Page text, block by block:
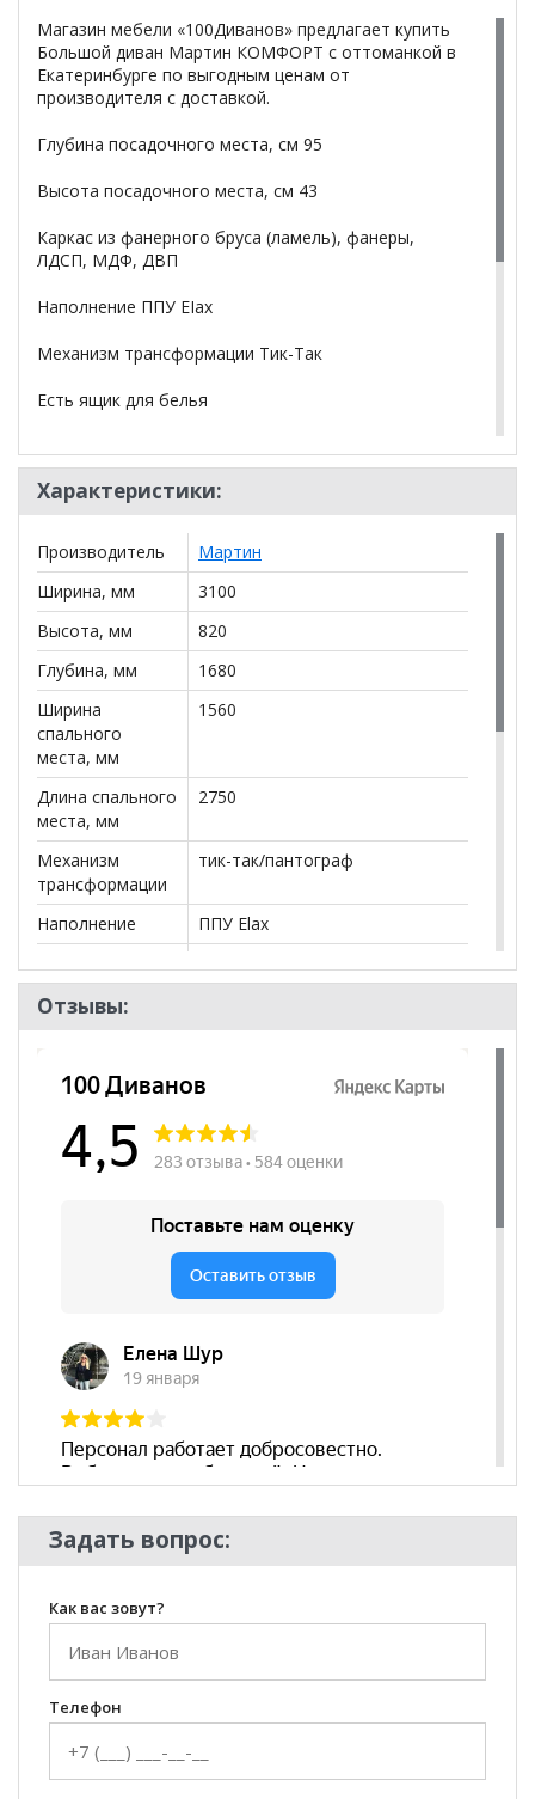
Магазин мебели «100Диванов» предлагает купить
Большой диван Мартин КОМФОРТ c оттоманкой в
Екатеринбурге по выгодным ценам от
производителя с доставкой.
Глубина посадочного места, см 95
Высота посадочного места, см 43
Каркас из фанерного бруса (ламель), фанеры,
ЛДСП, МДФ, ДВП
Наполнение ППУ EIax
Механизм трансформации Тик-Так
Есть ящик для белья
*Дополнительную информацию о том, как купить
Большой диван Мартин КОМФОРТ c оттоманкой
уточняйте у нашего менеджера по телефону
+79292022735
**Цены на официальном сайте
действительны только для интернет-магазинаи
могут отличаться от цен в розничных магазинах-
салонах сети!
Характеристики:
Производитель
Мартин
Ширина, мм
3100
Высота, мм
820
Глубина, мм
1680
Ширина
спального
места, мм
1560
Длина спального
места, мм
2750
Механизм
трансформации
тик-так/пантограф
Наполнение
ППУ Elax
мест
Наличие короба
да
Наличие спинки
Наличие
подлокотников
да
Мартин
Комната
Гостиная
Отзывы:
Задать вопрос:
Как вас зовут?
Телефон